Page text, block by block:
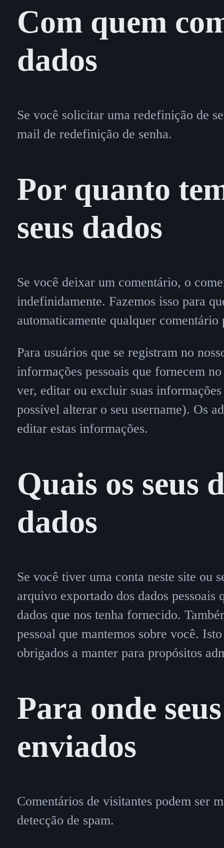
Com quem
dados
Se você solicitar uma redefinição de
mail de redefinição de senha.
Por quanto
seus dados
Se você deixar um comentário, o
indefinidamente. Fazemos isso para
automaticamente qualquer
Para usuários que se registram no
informações pessoais que fornecem
ver, editar ou excluir suas
possível alterar o seu username). Os
editar estas informações.
Quais os seus
dados
Se você tiver uma conta neste site ou
arquivo exportado dos dados
dados que nos tenha fornecido.
pessoal que mantemos sobre você.
obrigados a manter para propósitos
Para onde
enviados
Comentários de visitantes podem ser
detecção de spam.